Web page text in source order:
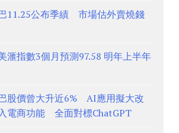
11.25公布季績 市場估外賣燒錢
滙指數3個月預測97.58 明年上半年
股價曾大升近6% AI應用擬大改
電商功能 全面對標ChatGPT